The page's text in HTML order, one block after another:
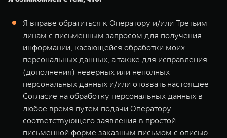
Я вправе обратиться к Оператору и/или Третьим
лицам с письменным запросом для получения
информации, касающейся обработки моих
персональных данных, а также для исправления
(дополнения) неверных или неполных
персональных данных и/или отозвать настоящее
Согласие на обработку персональных данных в
любое время путем подачи Оператору
соответствующего заявления в простой
письменной форме заказным письмом с описью